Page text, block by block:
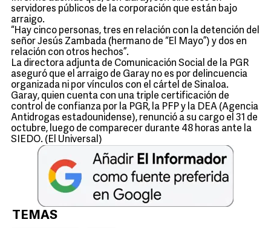
servidores públicos de la corporación que están bajo
arraigo.
“Hay cinco personas, tres en relación con la detención del
señor Jesús Zambada (hermano de “El Mayo”) y dos en
relación con otros hechos”.
La directora adjunta de Comunicación Social de la PGR
aseguró que el arraigo de Garay no es por delincuencia
organizada ni por vínculos con el cártel de Sinaloa.
Garay, quien cuenta con una triple certificación de
control de confianza por la PGR, la PFP y la DEA (Agencia
Antidrogas estadounidense), renunció a su cargo el 31 de
octubre, luego de comparecer durante 48 horas ante la
SIEDO. (El Universal)
TEMAS